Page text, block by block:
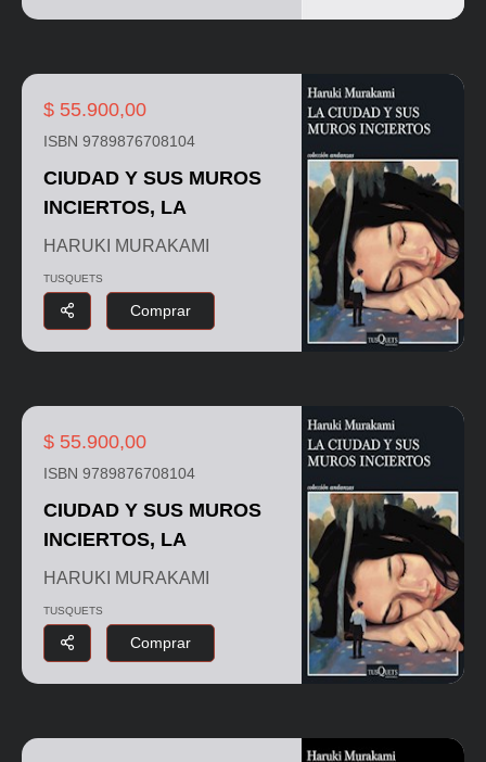
$ 55.900,00
ISBN 9789876708104
CIUDAD Y SUS MUROS
INCIERTOS, LA
HARUKI MURAKAMI
TUSQUETS
Comprar
$ 55.900,00
ISBN 9789876708104
CIUDAD Y SUS MUROS
INCIERTOS, LA
HARUKI MURAKAMI
TUSQUETS
Comprar